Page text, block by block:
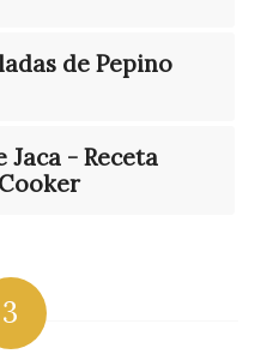
de Pepino
- Receta
3